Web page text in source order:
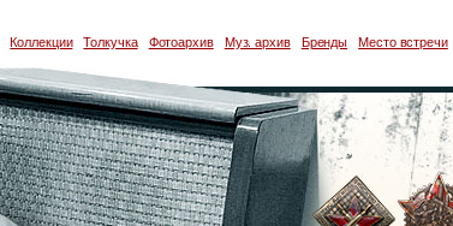
Коллекции Толкучка Фотоархив Муз. архив Бренды Место встречи